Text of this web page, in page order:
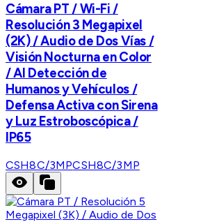
Cámara PT / Wi-Fi /
Resolución 3 Megapixel
(2K) / Audio de Dos Vías /
Visión Nocturna en Color
/ AI Detección de
Humanos y Vehículos /
Defensa Activa con Sirena
y Luz Estroboscópica /
IP65
CSH8C/3MPCSH8C/3MP